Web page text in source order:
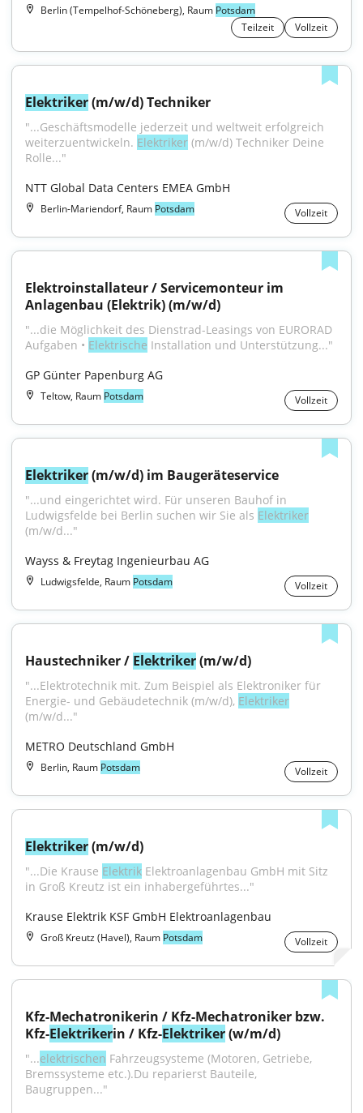
Berlin (Tempelhof-Schöneberg), Raum Potsdam
Teilzeit
Vollzeit
Elektriker (m/w/d) Techniker
"...Geschäftsmodelle jederzeit und weltweit erfolgreich
weiterzuentwickeln. Elektriker (m/w/d) Techniker Deine
Rolle..."
NTT Global Data Centers EMEA GmbH
Berlin-Mariendorf, Raum Potsdam Vollzeit
Elektroinstallateur / Servicemonteur im
Anlagenbau (Elektrik) (m/w/d)
"...die Möglichkeit des Dienstrad-Leasings von EURORAD
Aufgaben • Elektrische Installation und Unterstützung..."
GP Günter Papenburg AG
Teltow, Raum Potsdam Vollzeit
Elektriker (m/w/d) im Baugeräteservice
"...und eingerichtet wird. Für unseren Bauhof in
Ludwigsfelde bei Berlin suchen wir Sie als Elektriker
(m/w/d..."
Wayss & Freytag Ingenieurbau AG
Ludwigsfelde, Raum Potsdam Vollzeit
Haustechniker / Elektriker (m/w/d)
"...Elektrotechnik mit. Zum Beispiel als Elektroniker für
Energie- und Gebäudetechnik (m/w/d), Elektriker
(m/w/d..."
METRO Deutschland GmbH
Berlin, Raum Potsdam Vollzeit
Elektriker (m/w/d)
"...Die Krause Elektrik Elektroanlagenbau GmbH mit Sitz
in Groß Kreutz ist ein inhabergeführtes..."
Krause Elektrik KSF GmbH Elektroanlagenbau
Groß Kreutz (Havel), Raum Potsdam Vollzeit
Kfz-Mechatronikerin / Kfz-Mechatroniker bzw.
Kfz-Elektrikerin / Kfz-Elektriker (w/m/d)
"...elektrischen Fahrzeugsysteme (Motoren, Getriebe,
Bremssysteme etc.).Du reparierst Bauteile,
Baugruppen..."